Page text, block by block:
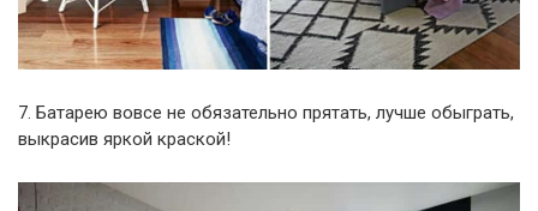
7. Батарею вовсе не обязательно прятать, лучше обыграть,
выкрасив яркой краской!